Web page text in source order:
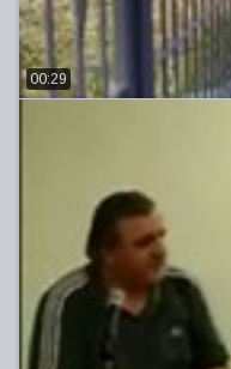
00:29